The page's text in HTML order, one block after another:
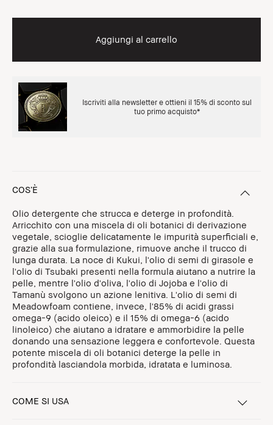
Aggiungi al carrello
Iscriviti alla newsletter e ottieni il 15% di sconto sul
tuo primo acquisto*
COS’È
Olio detergente che strucca e deterge in profondità.
Arricchito con una miscela di oli botanici di derivazione
vegetale, scioglie delicatamente le impurità superficiali e,
grazie alla sua formulazione, rimuove anche il trucco di
lunga durata. La noce di Kukui, l'olio di semi di girasole e
l'olio di Tsubaki presenti nella formula aiutano a nutrire la
pelle, mentre l'olio d'oliva, l'olio di Jojoba e l'olio di
Tamanù svolgono un azione lenitiva. L'olio di semi di
Meadowfoam contiene, invece, l'85% di acidi grassi
omega-9 (acido oleico) e il 15% di omega-6 (acido
linoleico) che aiutano a idratare e ammorbidire la pelle
donando una sensazione leggera e confortevole. Questa
potente miscela di oli botanici deterge la pelle in
profondità lasciandola morbida, idratata e luminosa.
COME SI USA